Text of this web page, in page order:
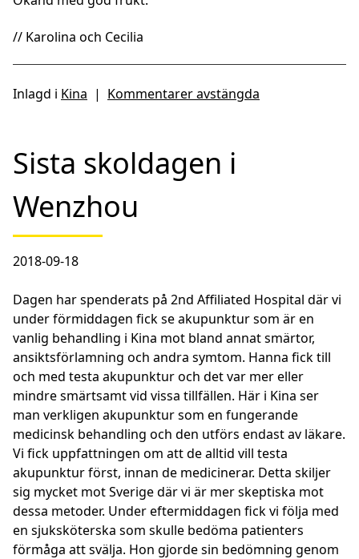
// Karolina och Cecilia
Inlagd i Kina | Kommentarer avstängda
Sista skoldagen i
Wenzhou
2018-09-18
Dagen har spenderats på 2nd Affiliated Hospital där vi
under förmiddagen fick se akupunktur som är en
vanlig behandling i Kina mot bland annat smärtor,
ansiktsförlamning och andra symtom. Hanna fick till
och med testa akupunktur och det var mer eller
mindre smärtsamt vid vissa tillfällen. Här i Kina ser
man verkligen akupunktur som en fungerande
medicinsk behandling och den utförs endast av läkare.
Vi fick uppfattningen om att de alltid vill testa
akupunktur först, innan de medicinerar. Detta skiljer
sig mycket mot Sverige där vi är mer skeptiska mot
dessa metoder. Under eftermiddagen fick vi följa med
en sjuksköterska som skulle bedöma patienters
förmåga att svälja. Hon gjorde sin bedömning genom